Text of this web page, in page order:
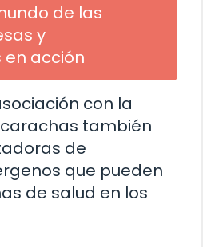
de las
y
acción
con la
también
de
que pueden
de salud en los